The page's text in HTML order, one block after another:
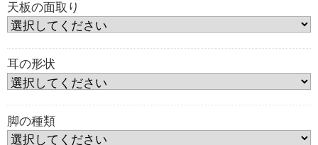
天板の面取り
耳の形状
脚の種類